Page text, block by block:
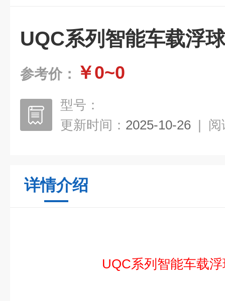
UQC系列智能车载浮
参考价： ￥0~0
型号：
更新时间： 2025-10-26 | 阅
详情介绍
UQC系列智能车载